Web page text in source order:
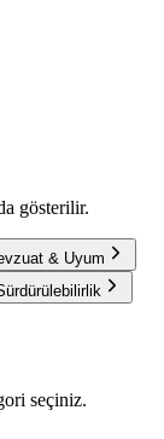
gösterilir.
& Uyum
seçiniz.